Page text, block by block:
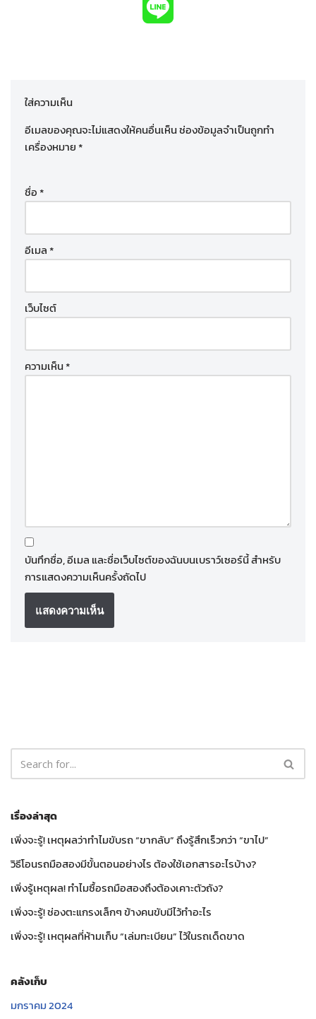
ใส่ความเห็น
อีเมลของคุณจะไม่แสดงให้คนอื่นเห็นช่องข้อมูลจำเป็นถูกทำ
เครื่องหมาย*
ชื่อ*
อีเมล*
เว็บไซต์
ความเห็น*
บันทึกชื่อ, อีเมล และชื่อเว็บไซต์ของฉันบนเบราว์เซอร์นี้ สำหรับ
การแสดงความเห็นครั้งถัดไป
เรื่องล่าสุด
เพิ่งจะรู้! เหตุผลว่าทำไมขับรถ “ขากลับ” ถึงรู้สึกเร็วกว่า “ขาไป”
วิธีโอนรถมือสองมีขั้นตอนอย่างไร ต้องใช้เอกสารอะไรบ้าง?
เพิ่งรู้เหตุผล! ทำไมซื้อรถมือสองถึงต้องเคาะตัวถัง?
เพิ่งจะรู้! ช่องตะแกรงเล็กๆ ข้างคนขับมีไว้ทำอะไร
เพิ่งจะรู้! เหตุผลที่ห้ามเก็บ “เล่มทะเบียน” ไว้ในรถเด็ดขาด
คลังเก็บ
มกราคม 2024